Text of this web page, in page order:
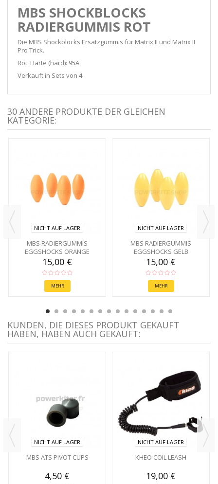
MBS SHOCKBLOCKS
RADIERGUMMIS ROT
Die MBS Shockblocks Ersatzgummis für Matrix II und Matrix II
Pro Trick.
Rot: Härte (hard): 95A
Verkauft in Sets von 4
30 ANDERE PRODUKTE DER GLEICHEN
KATEGORIE:
NICHT AUF LAGER
MBS RADIERGUMMIS
EGGSHOCKS ORANGE
15,00 €
MEHR
NICHT AUF LAGER
MBS RADIERGUMMIS
EGGSHOCKS GELB
15,00 €
MEHR
KUNDEN, DIE DIESES PRODUKT GEKAUFT
HABEN, HABEN AUCH GEKAUFT:
NICHT AUF LAGER
MBS ATS PIVOT CUPS
4,50 €
NICHT AUF LAGER
KHEO COIL LEASH
19,00 €